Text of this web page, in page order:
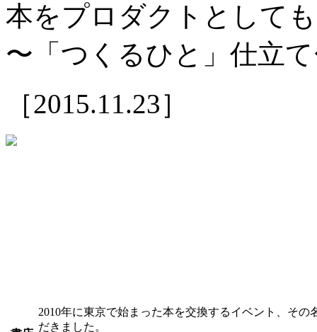
本をプロダクトとして
〜「つくるひと」仕立
［2015.11.23］
2010年に東京で始まった本を交換するイベント、その
だきました。